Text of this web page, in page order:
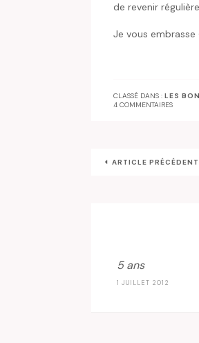
de revenir
Je vous
CLASSÉ DANS : LES
4 COMMENTAIRES
ARTICLE PRÉCÉDENT
5 ans
1 JUILLET 2012